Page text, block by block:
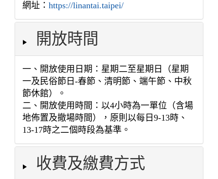
網址： https://linantai.taipei/
開放時間
一、開放使用日期：星期二至星期日（星期
一及民俗節日-春節、清明節、端午節、中秋
節休館）。
二、開放使用時間：以4小時為一單位（含場
地佈置及撤場時間），原則以每日9-13時、
13-17時之二個時段為基準。
收費及繳費方式